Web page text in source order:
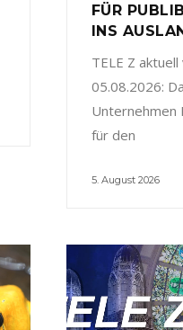
FÜR
INS
TELE Z aktuell
05.08.2026:
Unternehmen
für den
5. August 2026